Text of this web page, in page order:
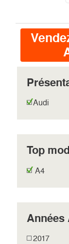
Audi
Top
A4
Années
2017